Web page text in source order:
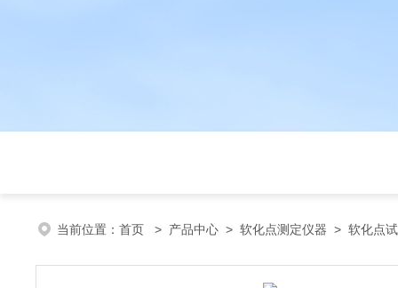
当前位置： 首页 > 产品中心 > 软化点测定仪器 > 软化点